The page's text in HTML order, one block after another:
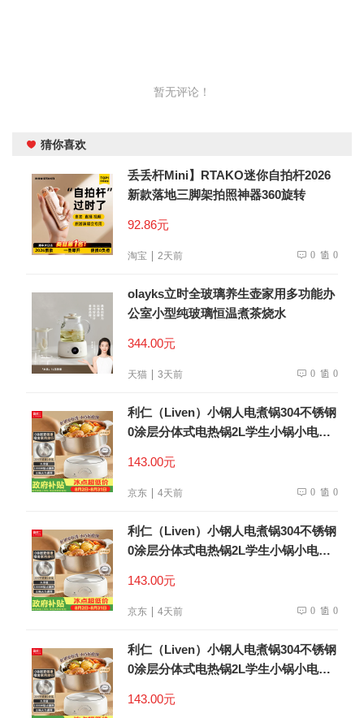
暂无评论！
猜你喜欢
丢丢杆Mini】RTAKO迷你自拍杆2026
新款落地三脚架拍照神器360旋转
92.86元
淘宝 2天前 0 0
olayks立时全玻璃养生壶家用多功能办
公室小型纯玻璃恒温煮茶烧水
344.00元
天猫 3天前 0 0
利仁（Liven）小钢人电煮锅304不锈钢
0涂层分体式电热锅2L学生小锅小电锅
143.00元
京东 4天前 0 0
利仁（Liven）小钢人电煮锅304不锈钢
0涂层分体式电热锅2L学生小锅小电锅
143.00元
京东 4天前 0 0
利仁（Liven）小钢人电煮锅304不锈钢
0涂层分体式电热锅2L学生小锅小电锅
143.00元